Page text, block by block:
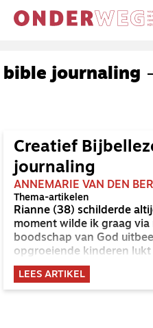
bible journaling
Creatief
journaling
ANNEMARIE VAN DEN
Thema-artikelen
Rianne (38) schilderde
moment wilde ik graag via
boodschap van God
opgroeiende kinderen
maken om mijn ezel en
Toen ontdekte ik Bible
LEES ARTIKEL